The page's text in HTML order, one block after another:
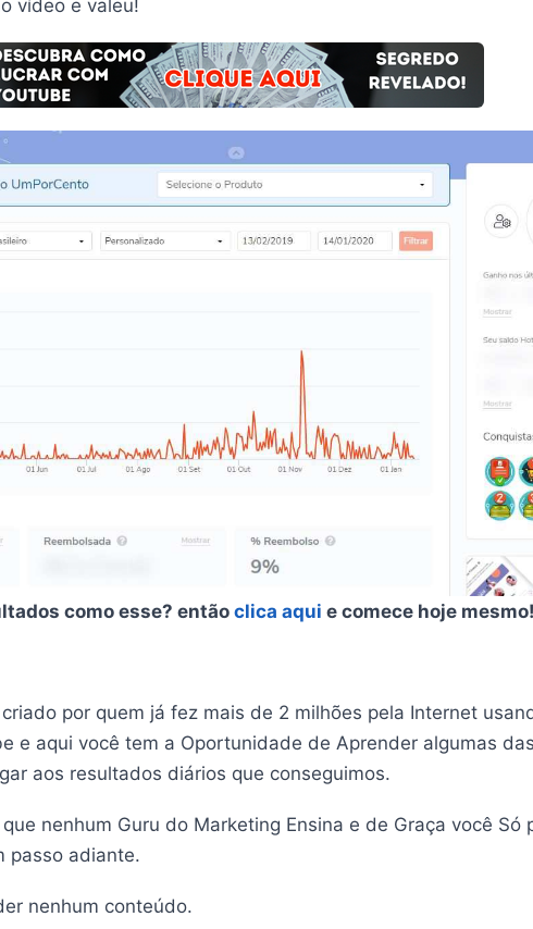
vídeo e valeu!
como esse? entãoclica aqui e comece hoje mesmo!
por quem já fez mais de 2 milhões pela Internet
e aqui você tem a Oportunidade de Aprender algumas
aos resultados diários que conseguimos.
nenhum Guru do Marketing Ensina e de Graça você Só
passo adiante.
nenhum conteúdo.